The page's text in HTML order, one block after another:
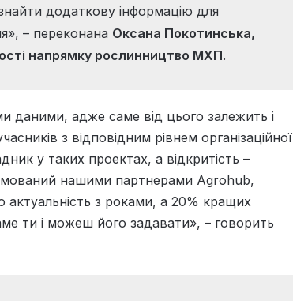
додаткову інформацію для
– переконана Оксана Покотинська,
напрямку рослинництво МХП.
даними, адже саме від цього залежить і
з відповідним рівнем організаційної
у таких проектах, а відкритість –
нашими партнерами Agrohub,
з роками, а 20% кращих
ти і можеш його задавати», – говорить